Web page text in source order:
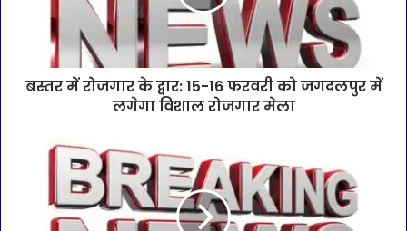
बस्तर में रोजगार के द्वार: 15-16 फरवरी को जगदलपुर में
लगेगा विशाल रोजगार मेला